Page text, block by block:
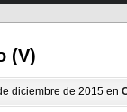
(V)
diciembre de 2015 en